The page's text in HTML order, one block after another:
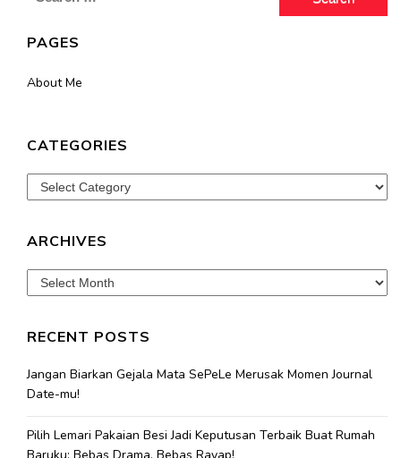
PAGES
About Me
CATEGORIES
Categories
ARCHIVES
Archives
RECENT POSTS
Jangan Biarkan Gejala Mata SePeLe Merusak Momen Journal
Date-mu!
Pilih Lemari Pakaian Besi Jadi Keputusan Terbaik Buat Rumah